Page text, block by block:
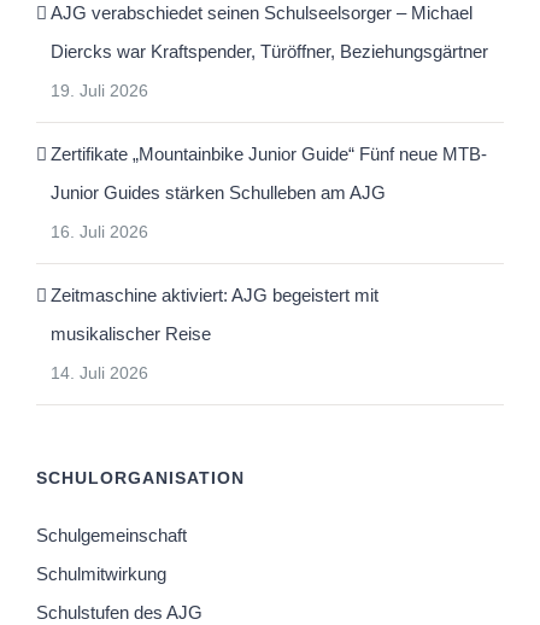
AJG verabschiedet seinen Schulseelsorger – Michael
Diercks war Kraftspender, Türöffner, Beziehungsgärtner
19. Juli 2026
Zertifikate „Mountainbike Junior Guide“ Fünf neue MTB-
Junior Guides stärken Schulleben am AJG
16. Juli 2026
Zeitmaschine aktiviert: AJG begeistert mit
musikalischer Reise
14. Juli 2026
SCHULORGANISATION
Schulgemeinschaft
Schulmitwirkung
Schulstufen des AJG